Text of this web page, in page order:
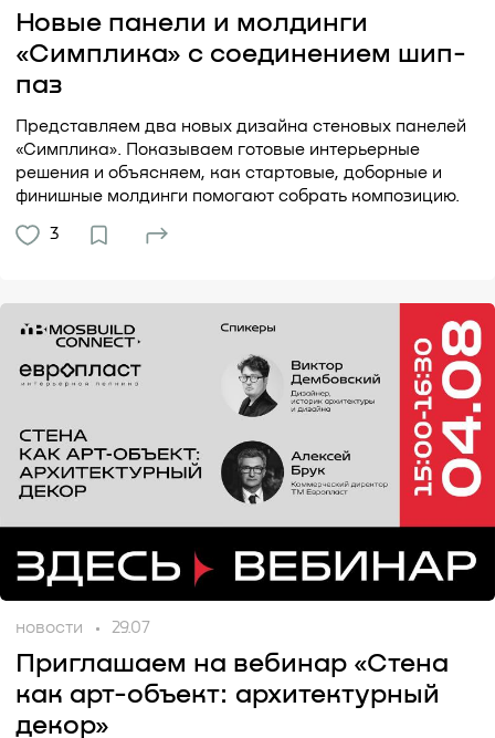
Новые панели и молдинги
«Симплика» с соединением шип-
паз
Представляем два новых дизайна стеновых панелей
«Симплика». Показываем готовые интерьерные
решения и объясняем, как стартовые, доборные и
финишные молдинги помогают собрать композицию.
3
новости 29.07
Приглашаем на вебинар «Стена
как арт-объект: архитектурный
декор»